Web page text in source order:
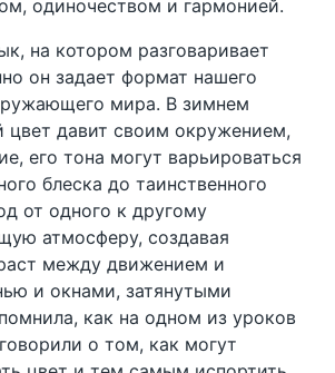
одиночеством и гармонией.
на котором разговаривает
он задает формат нашего
мира. В зимнем
цвет давит своим окружением,
его тона могут варьироваться
блеска до таинственного
от одного к другому
атмосферу, создавая
между движением и
и окнами, затянутыми
как на одном из уроков
о том, как могут